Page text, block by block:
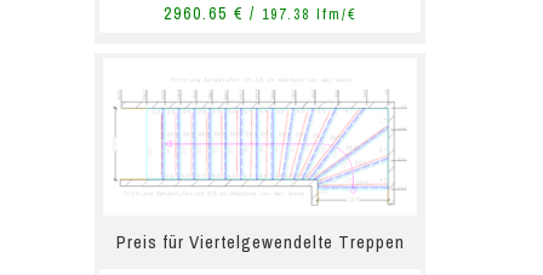
2960.65 € / 197.38 lfm/€
Preis für Viertelgewendelte Treppen